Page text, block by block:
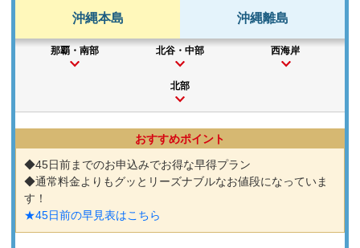
沖縄本島 沖縄離島
那覇・南部 北谷・中部 西海岸
北部
おすすめポイント
◆45日前までのお申込みでお得な早得プラン
◆通常料金よりもグッとリーズナブルなお値段になっていま
す！
★45日前の早見表はこちら